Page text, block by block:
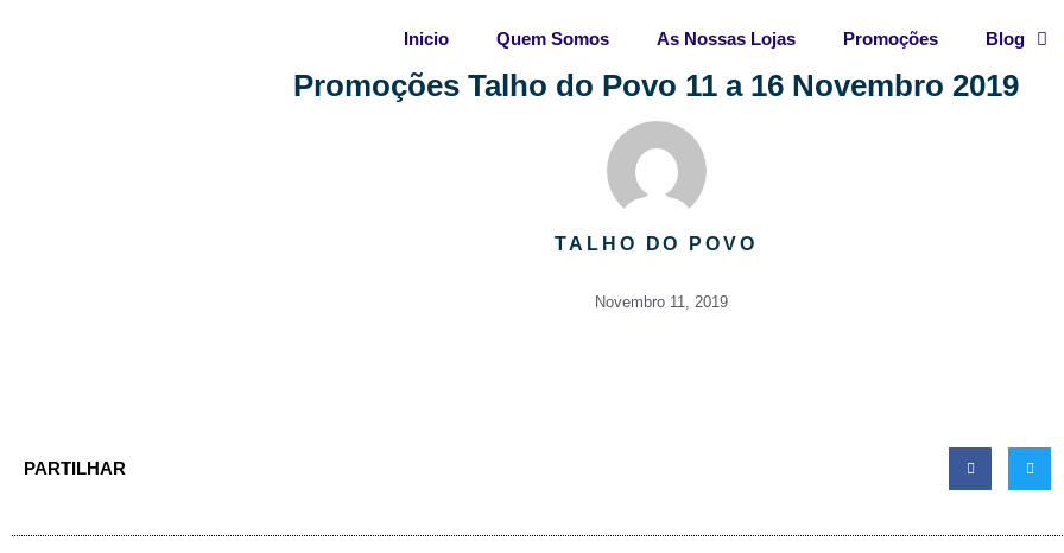
Inicio Quem Somos As Nossas Lojas Promoções Blog
Promoções Talho do Povo 11 a 16 Novembro 2019
TALHO DO POVO
Novembro 11, 2019
PARTILHAR